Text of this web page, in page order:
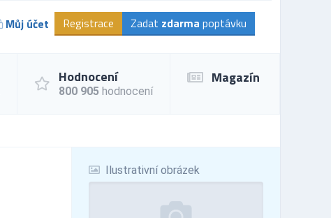
Můj účet Registrace Zadat zdarma poptávku
Hodnocení
800 905 hodnocení
Magazín
Ilustrativní obrázek